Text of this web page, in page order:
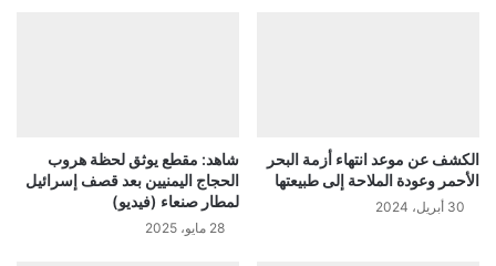
الكشف عن موعد انتهاء أزمة البحر
الأحمر وعودة الملاحة إلى طبيعتها
30 أبريل، 2024
شاهد: مقطع يوثق لحظة هروب
الحجاج اليمنيين بعد قصف إسرائيل
لمطار صنعاء (فيديو)
28 مايو، 2025